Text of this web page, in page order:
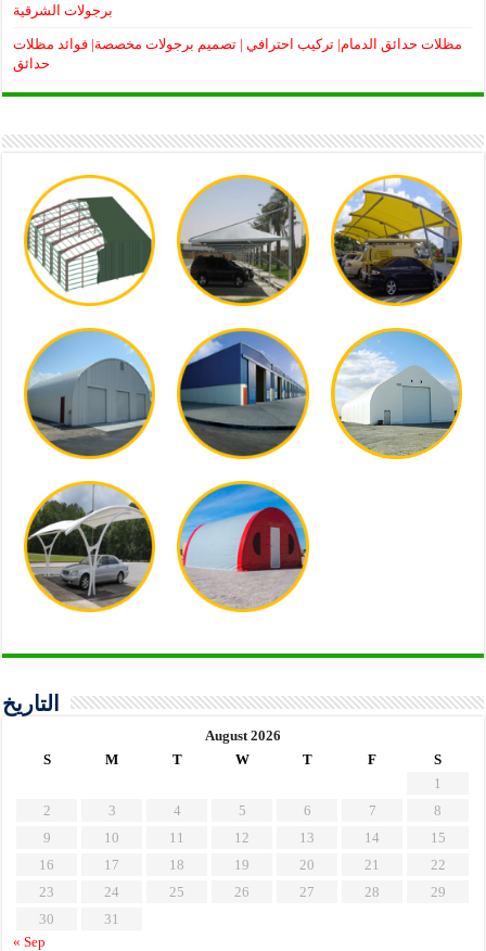
برجولات الشرقية
مظلات حدائق الدمام| تركيب احترافي | تصميم برجولات مخصصة| فوائد مظلات
حدائق
التاريخ
August 2026
S
M T W T F
S
1
2
3 4 5 6 7
8
9
10 11 12 13 14
15
16
17 18 19 20 21
22
23
24 25 26 27 28
29
30
31
« Sep